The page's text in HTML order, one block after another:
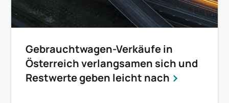
Gebrauchtwagen-Verkäufe in
Österreich verlangsamen sich und
Restwerte geben leicht nach